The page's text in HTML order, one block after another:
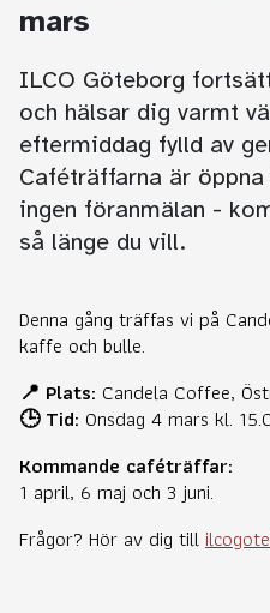
mars
ILCO Göteborg
och hälsar dig varmt
eftermiddag fylld av
Caféträffarna är
ingen föranmälan -
så länge du vill.
Denna gång träffas vi på
kaffe och bulle.
📍 Plats: Candela Coffee,
🕒 Tid: Onsdag 4 mars kl.
Kommande caféträffar:
1 april, 6 maj och 3 juni.
Frågor? Hör av dig till